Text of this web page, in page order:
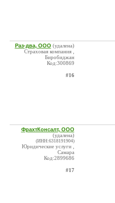
Раз-два, ООО (удалена)
Страховая компания ,
Биробиджан
Код:300869
#16
ФрахтКонсалт, ООО
(удалена)
(ИНН:6318191904)
Юридические услуги ,
Самара
Код:2899686
#17